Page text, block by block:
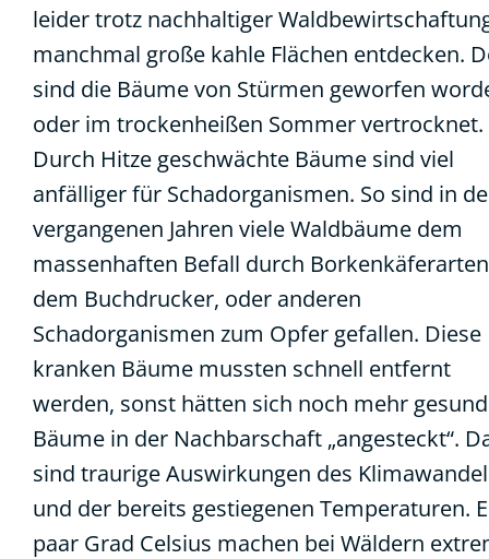
leider trotz nachhaltiger
manchmal große kahle Flächen entdecken.
sind die Bäume von Stürmen geworfen
oder im trockenheißen Sommer vertrocknet.
Durch Hitze geschwächte Bäume sind viel
anfälliger für Schadorganismen. So sind in
vergangenen Jahren viele Waldbäume dem
massenhaften Befall durch
dem Buchdrucker, oder anderen
Schadorganismen zum Opfer gefallen. Diese
kranken Bäume mussten schnell entfernt
werden, sonst hätten sich noch mehr
Bäume in der Nachbarschaft „angesteckt“.
sind traurige Auswirkungen des
und der bereits gestiegenen Temperaturen.
paar Grad Celsius machen bei Wäldern